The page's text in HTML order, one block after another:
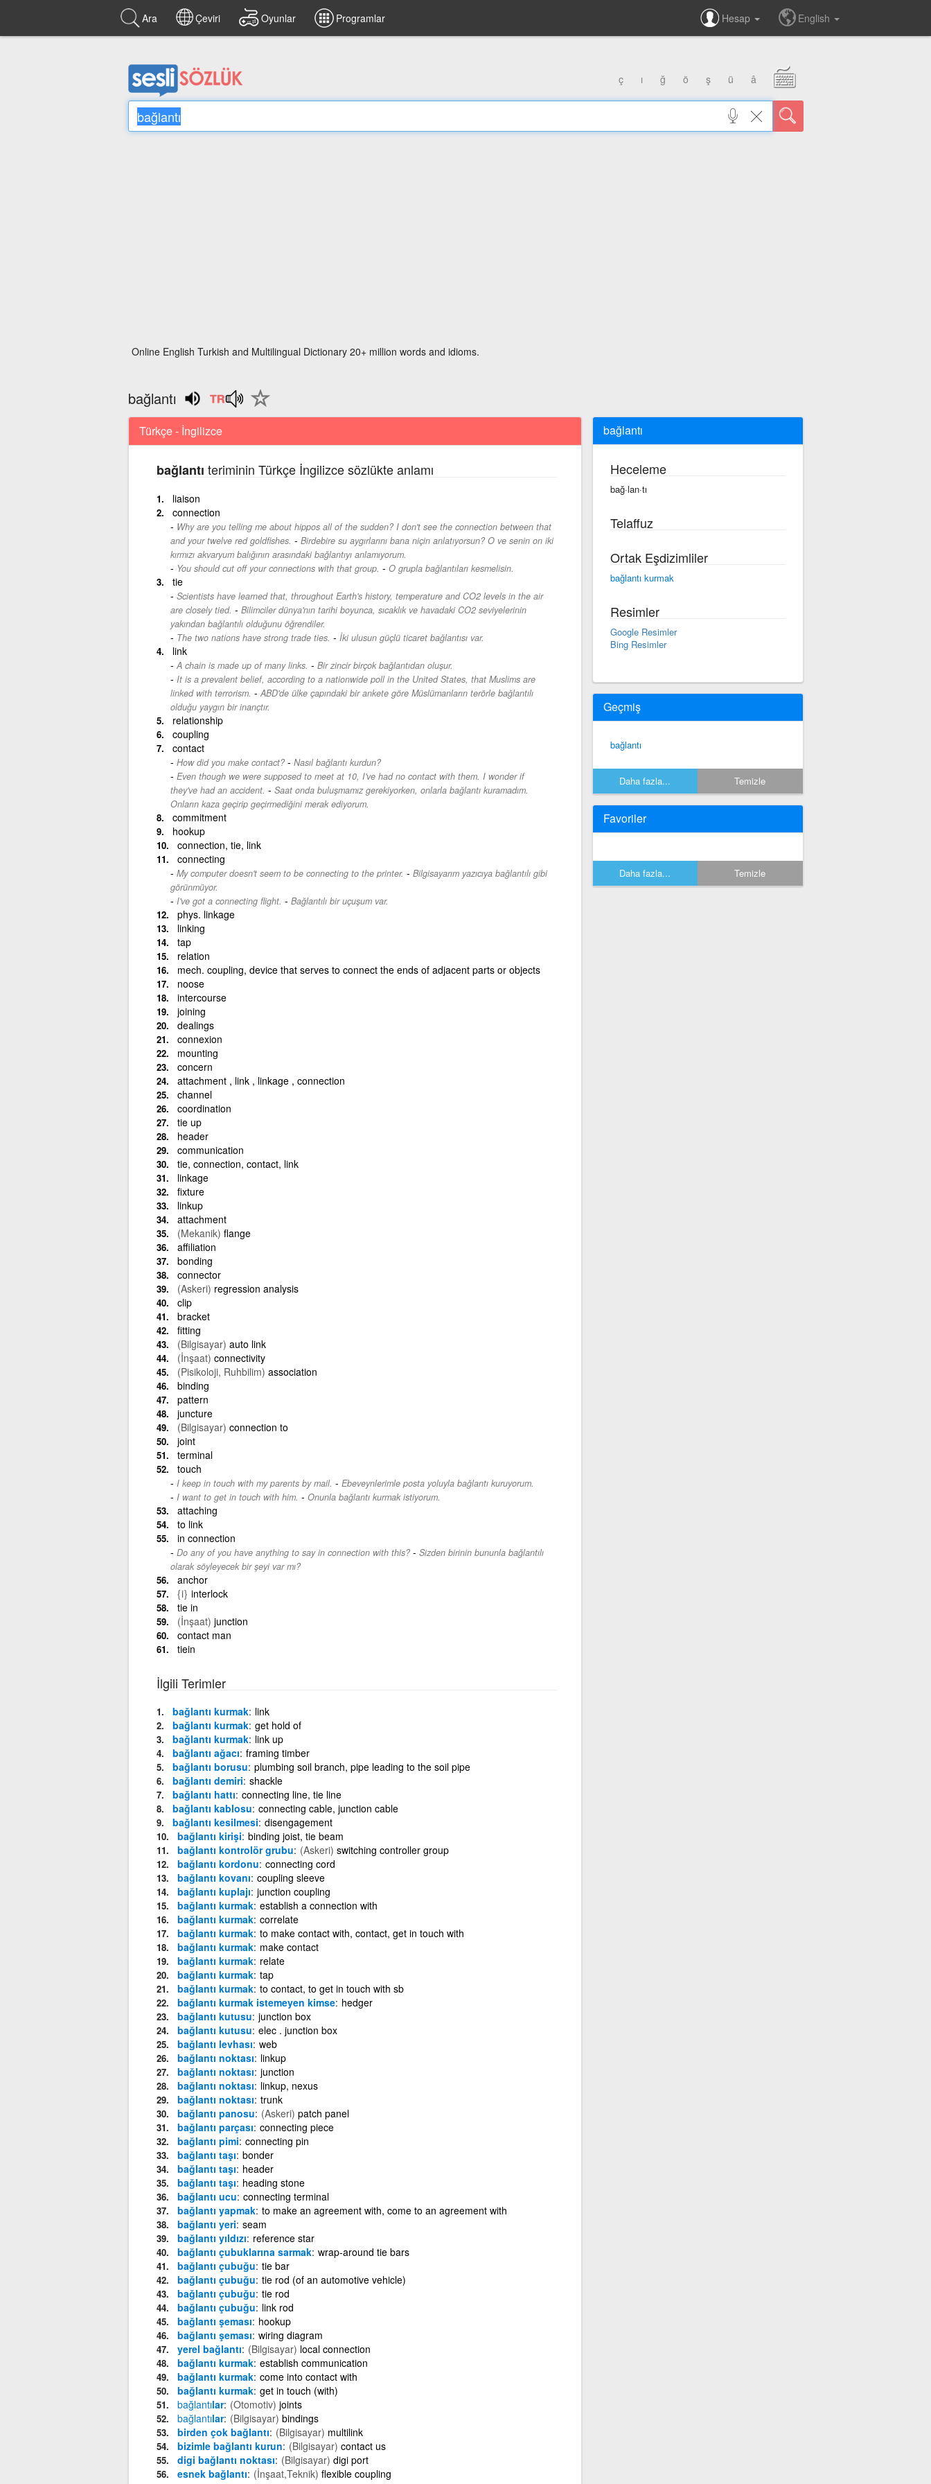
Ara Çeviri Oyunlar Programlar Hesap English
ç ı ğ ö ş ü â
Online English Turkish and Multilingual Dictionary 20+ million words and idioms.
bağlantı
Türkçe - İngilizce
bağlantı teriminin Türkçe İngilizce sözlükte anlamı
liaison
connection
Why are you telling me about hippos all of the sudden? I don't see the connection between that
and your twelve red goldfishes. - Birdebire su aygırlarını bana niçin anlatıyorsun? O ve senin on iki
kırmızı akvaryum balığının arasındaki bağlantıyı anlamıyorum.
You should cut off your connections with that group. - O grupla bağlantıları kesmelisin.
tie
Scientists have learned that, throughout Earth's history, temperature and CO2 levels in the air
are closely tied. - Bilimciler dünya'nın tarihi boyunca, sıcaklık ve havadaki CO2 seviyelerinin
yakından bağlantılı olduğunu öğrendiler.
The two nations have strong trade ties. - İki ulusun güçlü ticaret bağlantısı var.
link
A chain is made up of many links. - Bir zincir birçok bağlantıdan oluşur.
It is a prevalent belief, according to a nationwide poll in the United States, that Muslims are
linked with terrorism. - ABD'de ülke çapındaki bir ankete göre Müslümanların terörle bağlantılı
olduğu yaygın bir inançtır.
relationship
coupling
contact
How did you make contact?- Nasıl bağlantı kurdun?
Even though we were supposed to meet at 10, I've had no contact with them. I wonder if
they've had an accident. - Saat onda buluşmamız gerekiyorken, onlarla bağlantı kuramadım.
Onların kaza geçirip geçirmediğini merak ediyorum.
commitment
hookup
connection, tie, link
connecting
My computer doesn't seem to be connecting to the printer. - Bilgisayarım yazıcıya bağlantılı gibi
görünmüyor.
I've got a connecting flight. - Bağlantılı bir uçuşum var.
phys. linkage
linking
tap
relation
mech. coupling, device that serves to connect the ends of adjacent parts or objects
noose
intercourse
joining
dealings
connexion
mounting
concern
attachment , link , linkage , connection
channel
coordination
tie up
header
communication
tie, connection, contact, link
linkage
fixture
linkup
attachment
(Mekanik) flange
affiliation
bonding
connector
(Askeri) regression analysis
clip
bracket
fitting
(Bilgisayar) auto link
(İnşaat) connectivity
(Pisikoloji, Ruhbilim) association
binding
pattern
juncture
(Bilgisayar) connection to
joint
terminal
touch
I keep in touch with my parents by mail. - Ebeveynlerimle posta yoluyla bağlantı kuruyorum.
I want to get in touch with him. - Onunla bağlantı kurmak istiyorum.
attaching
to link
in connection
Do any of you have anything to say in connection with this?- Sizden birinin bununla bağlantılı
olarak söyleyecek bir şeyi var mı?
anchor
{i} interlock
tie in
(İnşaat) junction
contact man
tiein
İlgili Terimler
bağlantı kurmak link
bağlantı kurmak get hold of
bağlantı kurmak link up
bağlantı ağacı framing timber
bağlantı borusu plumbing soil branch, pipe leading to the soil pipe
bağlantı demiri shackle
bağlantı hattı connecting line, tie line
bağlantı kablosu connecting cable, junction cable
bağlantı kesilmesi disengagement
bağlantı kirişi binding joist, tie beam
bağlantı kontrolör grubu (Askeri) switching controller group
bağlantı kordonu connecting cord
bağlantı kovanı coupling sleeve
bağlantı kuplajı junction coupling
bağlantı kurmak establish a connection with
bağlantı kurmak correlate
bağlantı kurmak to make contact with, contact, get in touch with
bağlantı kurmak make contact
bağlantı kurmak relate
bağlantı kurmak tap
bağlantı kurmak to contact, to get in touch with sb
bağlantı kurmak istemeyen kimse hedger
bağlantı kutusu junction box
bağlantı kutusu elec . junction box
bağlantı levhası web
bağlantı noktası linkup
bağlantı noktası junction
bağlantı noktası linkup, nexus
bağlantı noktası trunk
bağlantı panosu (Askeri) patch panel
bağlantı parçası connecting piece
bağlantı pimi connecting pin
bağlantı taşı bonder
bağlantı taşı header
bağlantı taşı heading stone
bağlantı ucu connecting terminal
bağlantı yapmak to make an agreement with, come to an agreement with
bağlantı yeri seam
bağlantı yıldızı reference star
bağlantı çubuklarına sarmak wrap-around tie bars
bağlantı çubuğu tie bar
bağlantı çubuğu tie rod (of an automotive vehicle)
bağlantı çubuğu tie rod
bağlantı çubuğu link rod
bağlantı şeması hookup
bağlantı şeması wiring diagram
yerel bağlantı (Bilgisayar) local connection
bağlantı kurmak establish communication
bağlantı kurmak come into contact with
bağlantı kurmak get in touch (with)
bağlantılar (Otomotiv) joints
bağlantılar (Bilgisayar) bindings
birden çok bağlantı (Bilgisayar) multilink
bizimle bağlantı kurun (Bilgisayar) contact us
digi bağlantı noktası (Bilgisayar) digi port
esnek bağlantı (İnşaat,Teknik) flexible coupling
bağlantı
Heceleme
bağ·lan·tı
Telaffuz
Ortak Eşdizimliler
bağlantı kurmak
Resimler
Google Resimler
Bing Resimler
Geçmiş
bağlantı
Daha fazla... Temizle
Favoriler
Daha fazla... Temizle